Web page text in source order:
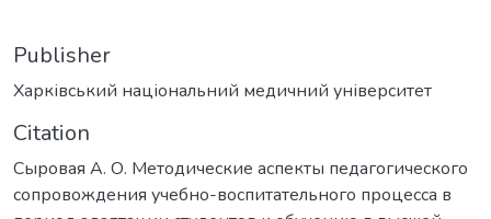
Publisher
Харківський національний медичний університет
Citation
Сыровая А. О. Методические аспекты педагогического
сопровождения учебно-воспитательного процесса в